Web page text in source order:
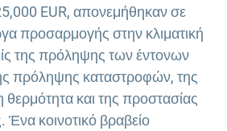
EUR, απονεμήθηκαν σε
προσαρμογής στην κλιματική
της πρόληψης των έντονων
πρόληψης καταστροφών, της
θερμότητα και της προστασίας
κοινοτικό βραβείο